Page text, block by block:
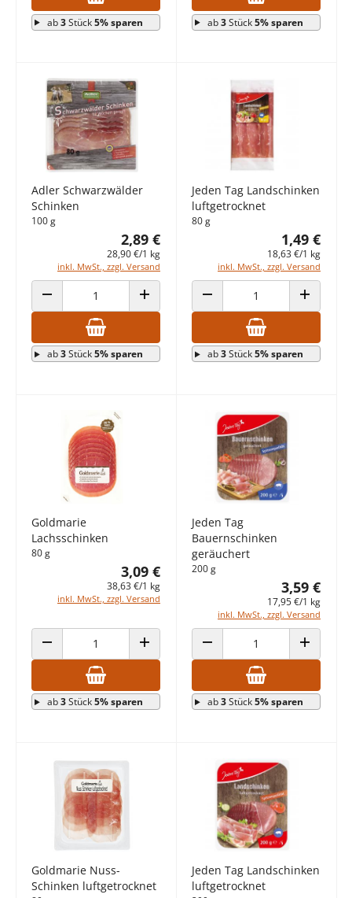
ab3Stück5% sparen ab3Stück5% sparen
Adler Schwarzwälder
Schinken
100 g
2,89 €
28,90 €/1 kg
inkl. MwSt., zzgl. Versand
ANZAHL VERRINGERN ANZAHL ERHÖHEN
ab3Stück5% sparen
Jeden Tag Landschinken
luftgetrocknet
80 g
1,49 €
18,63 €/1 kg
inkl. MwSt., zzgl. Versand
ANZAHL VERRINGERN ANZAHL
ab3Stück5% sparen
Goldmarie
Lachsschinken
80 g
3,09 €
38,63 €/1 kg
inkl. MwSt., zzgl. Versand
ANZAHL VERRINGERN ANZAHL ERHÖHEN
ab3Stück5% sparen
Jeden Tag
Bauernschinken
geräuchert
200 g
3,59 €
17,95 €/1 kg
inkl. MwSt., zzgl. Versand
ANZAHL VERRINGERN ANZAHL
ab3Stück5% sparen
Goldmarie Nuss-
Schinken luftgetrocknet
Jeden Tag Landschinken
luftgetrocknet